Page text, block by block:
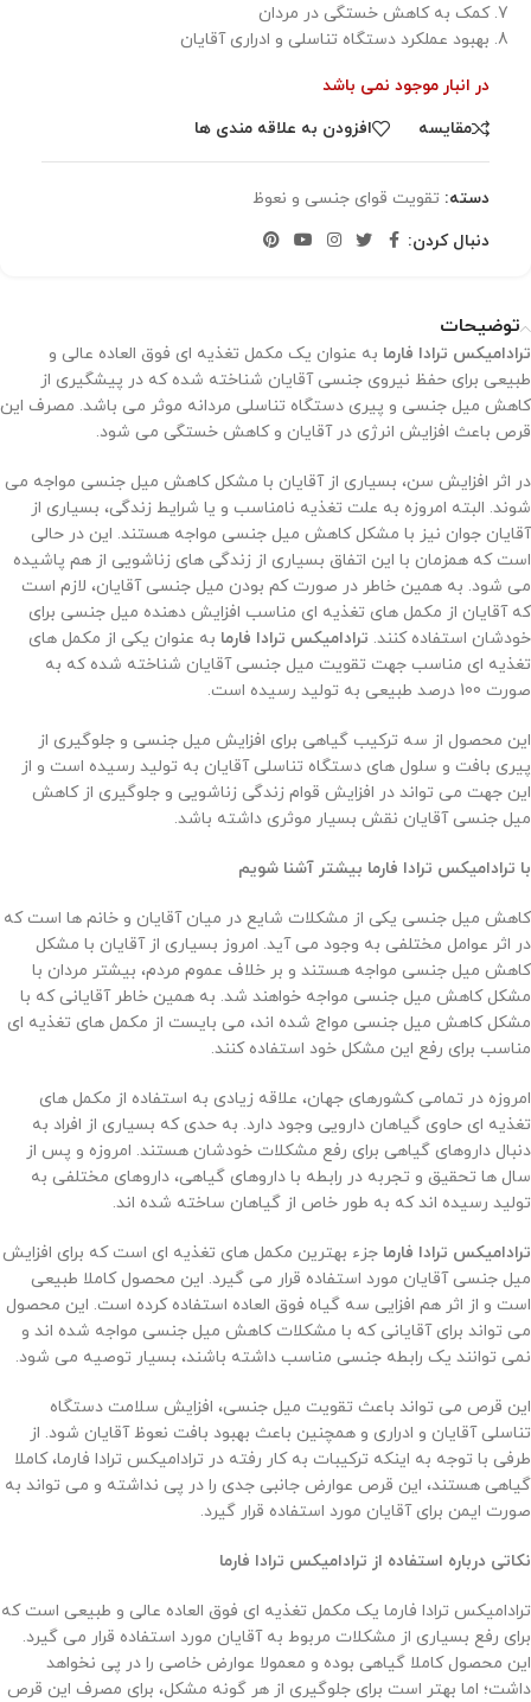
کمک به کاهش خستگی در مردان
بهبود عملکرد دستگاه تناسلی و ادراری آقایان
در انبار موجود نمی باشد
مقایسه
افزودن به علاقه مندی ها
دسته: تقویت قوای جنسی و نعوظ
دنبال کردن:
توضیحات
ترادامیکس ترادا فارما به عنوان یک مکمل تغذیه ای فوق العاده عالی و
طبیعی برای حفظ نیروی جنسی آقایان شناخته شده که در پیشگیری از
کاهش میل جنسی و پیری دستگاه تناسلی مردانه موثر می باشد. مصرف این
قرص باعث افزایش انرژی در آقایان و کاهش خستگی می شود.
در اثر افزایش سن، بسیاری از آقایان با مشکل کاهش میل جنسی مواجه می
شوند. البته امروزه به علت تغذیه نامناسب و یا شرایط زندگی، بسیاری از
آقایان جوان نیز با مشکل کاهش میل جنسی مواجه هستند. این در حالی
است که همزمان با این اتفاق بسیاری از زندگی های زناشویی از هم پاشیده
می شود. به همین خاطر در صورت کم بودن میل جنسی آقایان، لازم است
که آقایان از مکمل های تغذیه ای مناسب افزایش دهنده میل جنسی برای
خودشان استفاده کنند. ترادامیکس ترادا فارما به عنوان یکی از مکمل های
تغذیه ای مناسب جهت تقویت میل جنسی آقایان شناخته شده که به
صورت 100 درصد طبیعی به تولید رسیده است.
این محصول از سه ترکیب گیاهی برای افزایش میل جنسی و جلوگیری از
پیری بافت و سلول های دستگاه تناسلی آقایان به تولید رسیده است و از
این جهت می تواند در افزایش قوام زندگی زناشویی و جلوگیری از کاهش
میل جنسی آقایان نقش بسیار موثری داشته باشد.
با ترادامیکس ترادا فارما بیشتر آشنا شویم
کاهش میل جنسی یکی از مشکلات شایع در میان آقایان و خانم ها است که
در اثر عوامل مختلفی به وجود می آید. امروز بسیاری از آقایان با مشکل
کاهش میل جنسی مواجه هستند و بر خلاف عموم مردم، بیشتر مردان با
مشکل کاهش میل جنسی مواجه خواهند شد. به همین خاطر آقایانی که با
مشکل کاهش میل جنسی مواج شده اند، می بایست از مکمل های تغذیه ای
مناسب برای رفع این مشکل خود استفاده کنند.
امروزه در تمامی کشورهای جهان، علاقه زیادی به استفاده از مکمل های
تغذیه ای حاوی گیاهان دارویی وجود دارد. به حدی که بسیاری از افراد به
دنبال داروهای گیاهی برای رفع مشکلات خودشان هستند. امروزه و پس از
سال ها تحقیق و تجربه در رابطه با داروهای گیاهی، داروهای مختلفی به
تولید رسیده اند که به طور خاص از گیاهان ساخته شده اند.
ترادامیکس ترادا فارما جزء بهترین مکمل های تغذیه ای است که برای افزایش
میل جنسی آقایان مورد استفاده قرار می گیرد. این محصول کاملا طبیعی
است و از اثر هم افزایی سه گیاه فوق العاده استفاده کرده است. این محصول
می تواند برای آقایانی که با مشکلات کاهش میل جنسی مواجه شده اند و
نمی توانند یک رابطه جنسی مناسب داشته باشند، بسیار توصیه می شود.
این قرص می تواند باعث تقویت میل جنسی، افزایش سلامت دستگاه
تناسلی آقایان و ادراری و همچنین باعث بهبود بافت نعوظ آقایان شود. از
طرفی با توجه به اینکه ترکیبات به کار رفته در ترادامیکس ترادا فارما، کاملا
گیاهی هستند، این قرص عوارض جانبی جدی را در پی نداشته و می تواند به
صورت ایمن برای آقایان مورد استفاده قرار گیرد.
نکاتی درباره استفاده از ترادامیکس ترادا فارما
ترادامیکس ترادا فارما یک مکمل تغذیه ای فوق العاده عالی و طبیعی است که
برای رفع بسیاری از مشکلات مربوط به آقایان مورد استفاده قرار می گیرد.
این محصول کاملا گیاهی بوده و معمولا عوارض خاصی را در پی نخواهد
داشت؛ اما بهتر است برای جلوگیری از هر گونه مشکل، برای مصرف این قرص